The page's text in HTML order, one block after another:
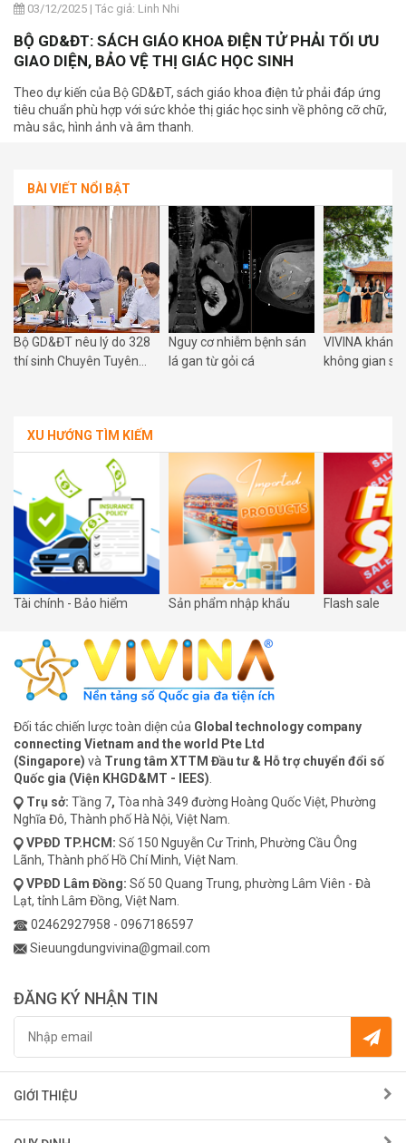
03/12/2025 | Tác giả: Linh Nhi
BỘ GD&ĐT: SÁCH GIÁO KHOA ĐIỆN TỬ PHẢI TỐI ƯU
GIAO DIỆN, BẢO VỆ THỊ GIÁC HỌC SINH
Theo dự kiến của Bộ GD&ĐT, sách giáo khoa điện tử phải đáp ứng
tiêu chuẩn phù hợp với sức khỏe thị giác học sinh về phông cỡ chữ,
màu sắc, hình ảnh và âm thanh.
BÀI VIẾT NỔI BẬT
Bộ GD&ĐT nêu lý do 328
thí sinh Chuyên Tuyên
Nguy cơ nhiễm bệnh sán
lá gan từ gỏi cá
VIVINA khánh
không gian
XU HƯỚNG TÌM KIẾM
Tài chính - Bảo hiểm Sản phẩm nhập khẩu Flash sale
Đối tác chiến lược toàn diện của Global technology company
connecting Vietnam and the world Pte Ltd
(Singapore) và Trung tâm XTTM Đầu tư & Hỗ trợ chuyển đổi số
Quốc gia (Viện KHGD&MT - IEES)
Trụ sở: Tầng 7, Tòa nhà 349 đường Hoàng Quốc Việt, Phường
Nghĩa Đô, Thành phố Hà Nội, Việt Nam.
VPĐD TP.HCM: Số 150 Nguyễn Cư Trinh, Phường Cầu Ông
Lãnh, Thành phố Hồ Chí Minh, Việt Nam.
VPĐD Lâm Đồng: Số 50 Quang Trung, phường Lâm Viên - Đà
Lạt, tỉnh Lâm Đồng, Việt Nam.
02462927958 - 0967186597
Sieuungdungvivina@gmail.com
ĐĂNG KÝ NHẬN TIN
GIỚI THIỆU